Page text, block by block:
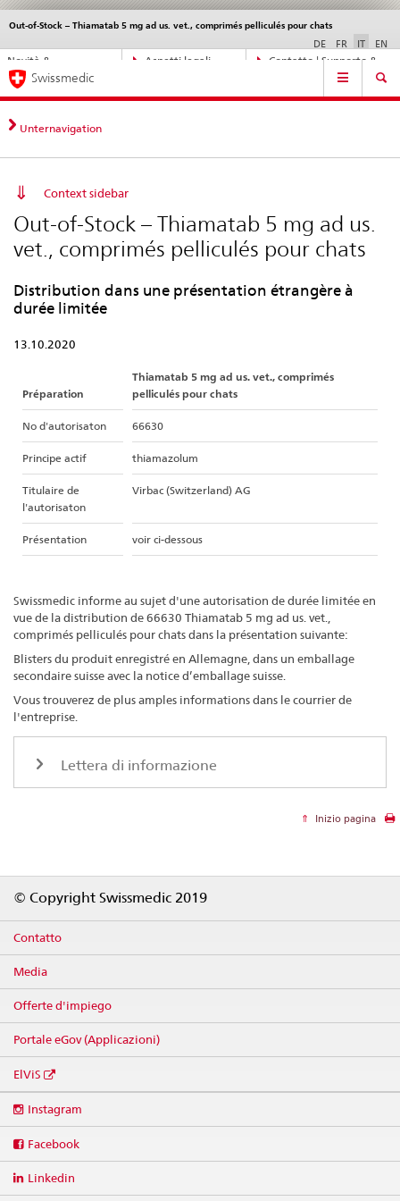
Navigazione
diretta:
novità,
legali,
Novità &
Aspetti legali,
Contatto | Supporto &
Out-of-Stock – Thiamatab 5 mg ad us. vet., comprimés pelliculés pour chats
DE FR IT EN
Service
Navigation
Swissmedic
Unternavigation
Context sidebar
Out-of-Stock – Thiamatab 5 mg ad us.
vet., comprimés pelliculés pour chats
Distribution dans une présentation étrangère à
durée limitée
13.10.2020
Préparation
Thiamatab 5 mg ad us. vet., comprimés
pelliculés pour chats
No d'autorisaton 66630
Principe actif thiamazolum
Titulaire de
l'autorisaton
Virbac (Switzerland) AG
Présentation voir ci-dessous
Swissmedic informe au sujet d'une autorisation de durée limitée en
vue de la distribution de 66630 Thiamatab 5 mg ad us. vet.,
comprimés pelliculés pour chats dans la présentation suivante:
Blisters du produit enregistré en Allemagne, dans un emballage
secondaire suisse avec la notice d’emballage suisse.
Vous trouverez de plus amples informations dans le courrier de
l'entreprise.
Lettera di informazione
Inizio pagina
© Copyright Swissmedic 2019
Contatto
Media
Offerte d'impiego
Portale eGov (Applicazioni)
ElViS
media
Instagram
Facebook
Linkedin